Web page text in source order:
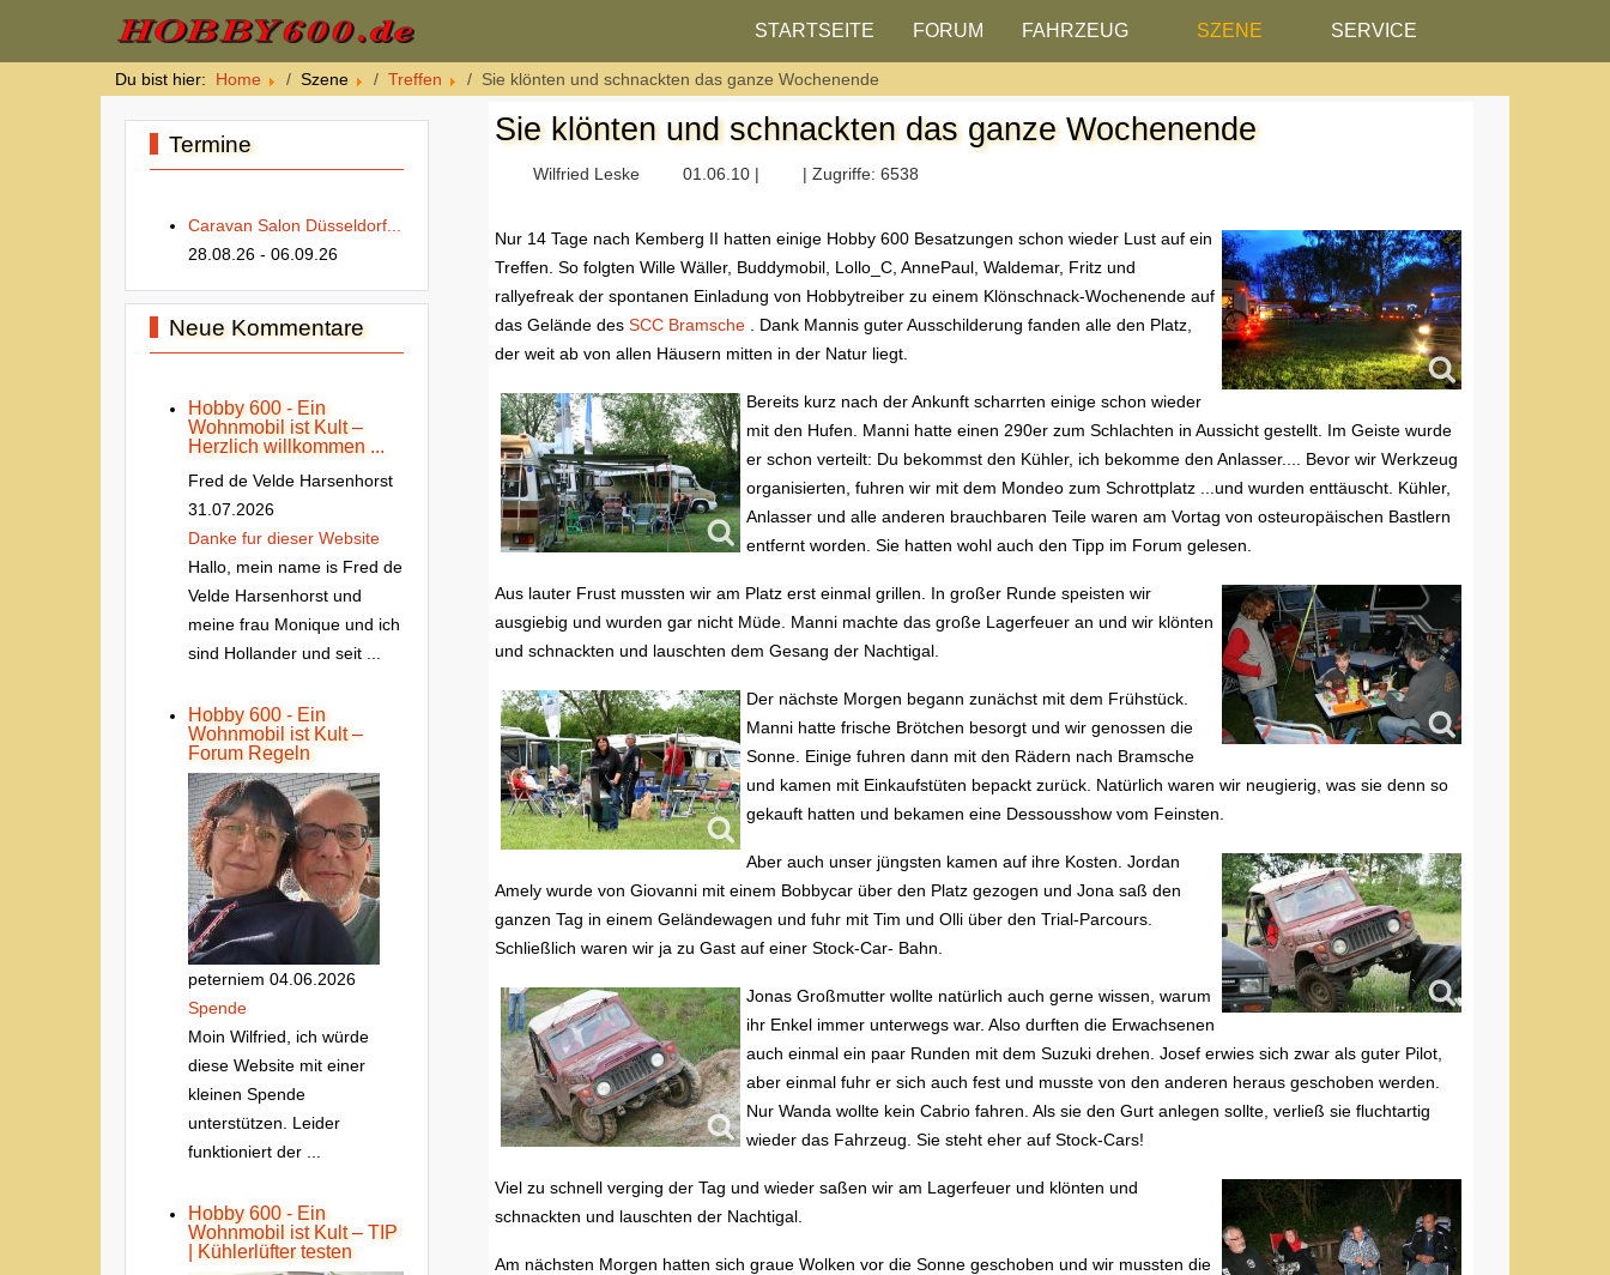
STARTSEITE FORUM FAHRZEUG SZENE SERVICE
Du bist hier: Home Szene Treffen Sie klönten und schnackten das ganze Wochenende
Termine
Caravan Salon Düsseldorf...
28.08.26 - 06.09.26
Neue Kommentare
Hobby 600 - Ein
Wohnmobil ist Kult –
Herzlich willkommen ...
Fred de Velde Harsenhorst
31.07.2026
Danke fur dieser Website
Hallo, mein name is Fred de
Velde Harsenhorst und
meine frau Monique und ich
sind Hollander und seit ...
Hobby 600 - Ein
Wohnmobil ist Kult –
Forum Regeln
peterniem 04.06.2026
Spende
Moin Wilfried, ich würde
diese Website mit einer
kleinen Spende
unterstützen. Leider
funktioniert der ...
Hobby 600 - Ein
Wohnmobil ist Kult – TIP
| Kühlerlüfter testen
Sie klönten und schnackten das ganze Wochenende
Wilfried Leske 01.06.10 | | Zugriffe: 6538
Nur 14 Tage nach Kemberg II hatten einige Hobby 600 Besatzungen schon wieder Lust auf ein
Treffen. So folgten Wille Wäller, Buddymobil, Lollo_C, AnnePaul, Waldemar, Fritz und
rallyefreak der spontanen Einladung von Hobbytreiber zu einem Klönschnack-Wochenende auf
das Gelände des SCC Bramsche . Dank Mannis guter Ausschilderung fanden alle den Platz,
der weit ab von allen Häusern mitten in der Natur liegt.
Bereits kurz nach der Ankunft scharrten einige schon wieder
mit den Hufen. Manni hatte einen 290er zum Schlachten in Aussicht gestellt. Im Geiste wurde
er schon verteilt: Du bekommst den Kühler, ich bekomme den Anlasser.... Bevor wir Werkzeug
organisierten, fuhren wir mit dem Mondeo zum Schrottplatz ...und wurden enttäuscht. Kühler,
Anlasser und alle anderen brauchbaren Teile waren am Vortag von osteuropäischen Bastlern
entfernt worden. Sie hatten wohl auch den Tipp im Forum gelesen.
Aus lauter Frust mussten wir am Platz erst einmal grillen. In großer Runde speisten wir
ausgiebig und wurden gar nicht Müde. Manni machte das große Lagerfeuer an und wir klönten
und schnackten und lauschten dem Gesang der Nachtigal.
Der nächste Morgen begann zunächst mit dem Frühstück.
Manni hatte frische Brötchen besorgt und wir genossen die
Sonne. Einige fuhren dann mit den Rädern nach Bramsche
und kamen mit Einkaufstüten bepackt zurück. Natürlich waren wir neugierig, was sie denn so
gekauft hatten und bekamen eine Dessousshow vom Feinsten.
Aber auch unser jüngsten kamen auf ihre Kosten. Jordan
Amely wurde von Giovanni mit einem Bobbycar über den Platz gezogen und Jona saß den
ganzen Tag in einem Geländewagen und fuhr mit Tim und Olli über den Trial-Parcours.
Schließlich waren wir ja zu Gast auf einer Stock-Car- Bahn.
Jonas Großmutter wollte natürlich auch gerne wissen, warum
ihr Enkel immer unterwegs war. Also durften die Erwachsenen
auch einmal ein paar Runden mit dem Suzuki drehen. Josef erwies sich zwar als guter Pilot,
aber einmal fuhr er sich auch fest und musste von den anderen heraus geschoben werden.
Nur Wanda wollte kein Cabrio fahren. Als sie den Gurt anlegen sollte, verließ sie fluchtartig
wieder das Fahrzeug. Sie steht eher auf Stock-Cars!
Viel zu schnell verging der Tag und wieder saßen wir am Lagerfeuer und klönten und
schnackten und lauschten der Nachtigal.
Am nächsten Morgen hatten sich graue Wolken vor die Sonne geschoben und wir mussten die